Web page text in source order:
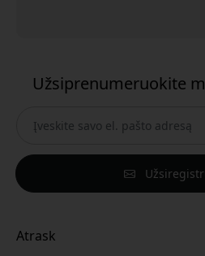
Užsiprenumeruokite
Atrask